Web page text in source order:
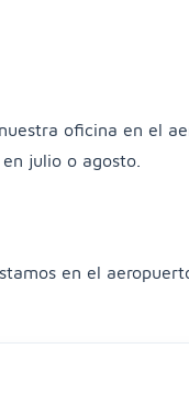
oficina en el
julio o agosto.
en el